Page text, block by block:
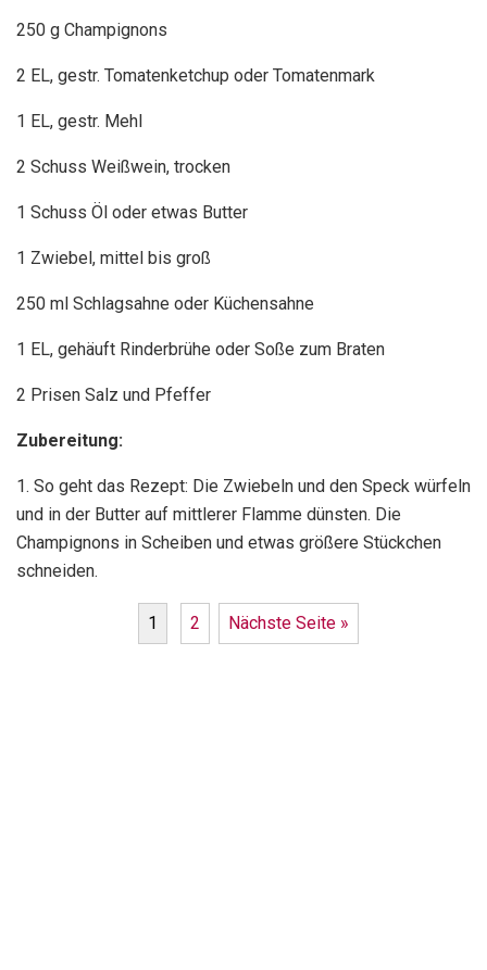
250 g Champignons
2 EL, gestr. Tomatenketchup oder Tomatenmark
1 EL, gestr. Mehl
2 Schuss Weißwein, trocken
1 Schuss Öl oder etwas Butter
1 Zwiebel, mittel bis groß
250 ml Schlagsahne oder Küchensahne
1 EL, gehäuft Rinderbrühe oder Soße zum Braten
2 Prisen Salz und Pfeffer
Zubereitung:
1. So geht das Rezept: Die Zwiebeln und den Speck würfeln
und in der Butter auf mittlerer Flamme dünsten. Die
Champignons in Scheiben und etwas größere Stückchen
schneiden.
1 2 Nächste Seite »